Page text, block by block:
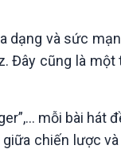
dạng và sức
Đây cũng là
mỗi bài hát
chiến lược